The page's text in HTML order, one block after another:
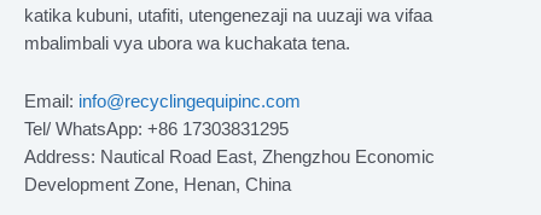
katika kubuni, utafiti, utengenezaji na uuzaji wa vifaa
mbalimbali vya ubora wa kuchakata tena.
Email: info@recyclingequipinc.com
Tel/ WhatsApp: +86 17303831295
Address: Nautical Road East, Zhengzhou Economic
Development Zone, Henan, China